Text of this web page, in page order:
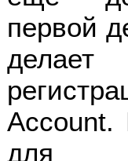
первой
Account.
для